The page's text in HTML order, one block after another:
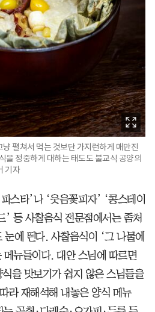
펼쳐서 먹는 것보단 가지런하게 매만진
을 정중하게 대하는 태도도 불교식 공양의
기자
스타’나 ‘웃음꽃피자’ ‘콩스테이
’ 등 사찰음식 전문점에서는 좀처
에 띈다. 사찰음식이 ‘그 나물에
메뉴들이다. 대안 스님에 따르면
을 맛보기가 쉽지 않은 스님들을
라 재해석해 내놓은 양식 메뉴